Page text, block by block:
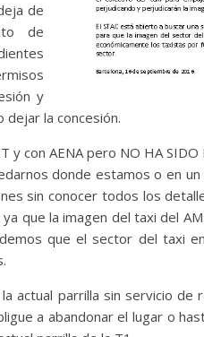
de
de
y
dejar la concesión.
y con AENA pero NO HA
donde estamos o en
sin conocer todos los
ya que la imagen del taxi del
que el sector del taxi
actual parrilla sin servicio de
a abandonar el lugar o